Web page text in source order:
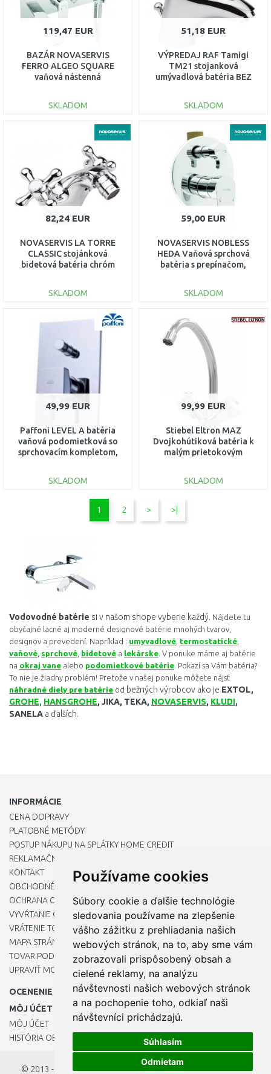
Používame cookies
Súbory cookie a ďalšie technológie
sledovania používame na zlepšenie
vášho zážitku z prehliadania našich
webových stránok, na to, aby sme vám
zobrazovali prispôsobený obsah a
cielené reklamy, na analýzu
návštevnosti našich webových stránok
a na pochopenie toho, odkiaľ naši
návštevníci prichádzajú.
Súhlasím
Odmietam
119,47 EUR
BAZÁR NOVASERVIS
FERRO ALGEO SQUARE
vaňová nástenná
SKLADOM
Porovnať
51,18 EUR
VÝPREDAJ RAF Tamigi
TM21 stojanková
umývadlová batéria BEZ
SKLADOM
DO KOŠÍKA
Porovnať
82,24 EUR
NOVASERVIS LA TORRE
CLASSIC stojánková
bidetová batéria chróm
SKLADOM
DO KOŠÍKA
Porovnať
59,00 EUR
NOVASERVIS NOBLESS
HEDA Vaňová sprchová
batéria s prepínačom,
SKLADOM
DO KOŠÍKA
Porovnať
49,99 EUR
Paffoni LEVEL A batéria
vaňová podomietková so
sprchovacím kompletom,
SKLADOM
DO KOŠÍKA
99,99 EUR
Stiebel Eltron MAZ
Dvojkohútiková batéria k
malým prietokovým
SKLADOM
1 2 > >|
Vodovodné batérie si v našom shope vyberie každý. Nájdete tu
obyčajné lacné aj moderné designové batérie mnohých tvarov,
designov a prevedení. Napríklad : umyvadlové termostatické
vaňové sprchové bidetové a lekárske . V ponuke máme aj batérie
na okraj vane alebo podomietkové batérie . Pokazí sa Vám batéria?
To nie je žiadny problém! Pretože v našej ponuke môžete nájsť
náhradné diely pre batérie od bežných výrobcov ako je EXTOL,
GROHE, HANSGROHE, JIKA, TEKA, NOVASERVIS, KLUDI,
SANELA a ďalších.
INFORMÁCIE
CENA DOPRAVY
PLATOBNÉ METÓDY
POSTUP NÁKUPU NA SPLÁTKY HOME CREDIT
REKLAMAČNÝ PORIADOK
KONTAKT
OBCHODNÉ PODMIENKY
OCHRANA OSOBNÝCH ÚDAJOV
VYVŔTANIE OTVORU DO DREZU PRE KUCHYNSKÚ BATÉRIU
VRÁTENIE TOVARU / REKLAMÁCIE
MAPA STRÁNOK
TOVAR PODĽA ZNAČIEK
UPRAVIŤ MOJE PREDVOĽBY COOKIES
OCENENIE
MÔJ ÚČET
MÔJ ÚČET
HISTÓRIA OBJEDNÁVOK
© 2013 - 2026OKmarket.sk